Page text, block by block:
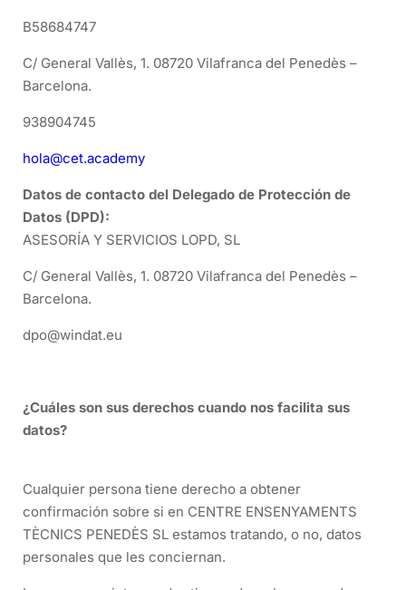
B58684747
C/ General Vallès, 1. 08720 Vilafranca del Penedès –
Barcelona.
938904745
hola@cet.academy
Datos de contacto del Delegado de Protección de
Datos (DPD):
ASESORÍA Y SERVICIOS LOPD, SL
C/ General Vallès, 1. 08720 Vilafranca del Penedès –
Barcelona.
dpo@windat.eu
¿Cuáles son sus derechos cuando nos facilita sus
datos?
Cualquier persona tiene derecho a obtener
confirmación sobre si en CENTRE ENSENYAMENTS
TÈCNICS PENEDÈS SL estamos tratando, o no, datos
personales que les conciernan.